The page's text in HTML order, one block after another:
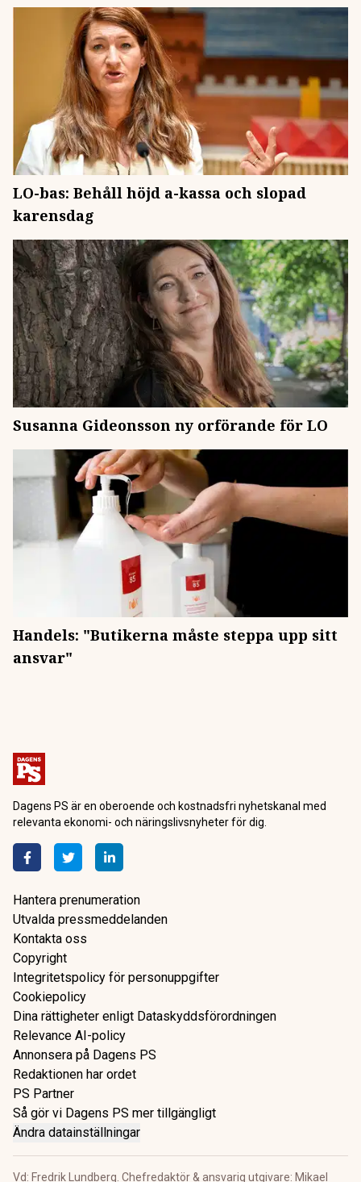
LO-bas: Behåll höjd a-kassa och slopad
karensdag
Susanna Gideonsson ny orförande för LO
Handels: "Butikerna måste steppa upp sitt
ansvar"
Dagens PS är en oberoende och kostnadsfri nyhetskanal med
relevanta ekonomi- och näringslivsnyheter för dig.
Hantera prenumeration
Utvalda pressmeddelanden
Kontakta oss
Copyright
Integritetspolicy för personuppgifter
Cookiepolicy
Dina rättigheter enligt Dataskyddsförordningen
Relevance AI-policy
Annonsera på Dagens PS
Redaktionen har ordet
PS Partner
Så gör vi Dagens PS mer tillgängligt
Ändra datainställningar
Vd: Fredrik Lundberg. Chefredaktör & ansvarig utgivare: Mikael